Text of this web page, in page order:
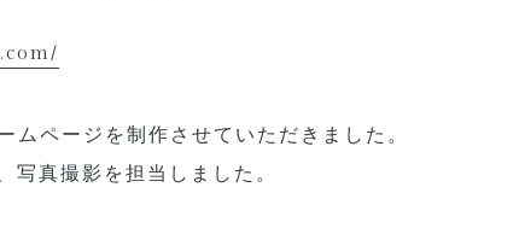
ページを制作させていただきました。
真撮影を担当しました。